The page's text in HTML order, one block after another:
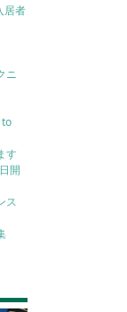
居者
ニ
to
す
開
ス